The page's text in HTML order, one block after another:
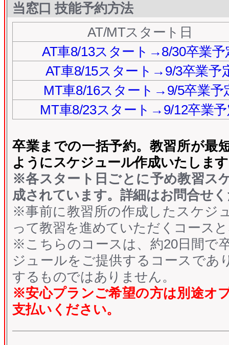
当窓口 技能予約方法
AT/MTスタート日
AT車8/13スタート→8/30卒業予
AT車8/15スタート→9/3卒業予
MT車8/16スタート→9/5卒業予
MT車8/23スタート→9/12卒業
卒業までの一括予約。 教習所が最
ようにスケジュール作成いたしま
※各スタート日ごとに予め教習ス
成されています。詳細はお問合せ
※事前に教習所の作成したスケジ
って教習を進めていただくコース
※こちらのコースは、約20日間で
ジュールをご提供するコースであ
するものではありません。
※安心プランご希望の方は別途オ
支払いください。